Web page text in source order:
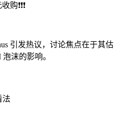
❗❗❗
引发热议，讨论焦点在于其估
沫的影响。
法